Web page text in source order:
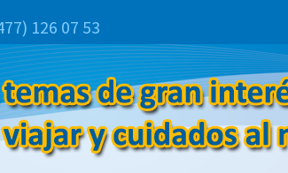
126 07 53